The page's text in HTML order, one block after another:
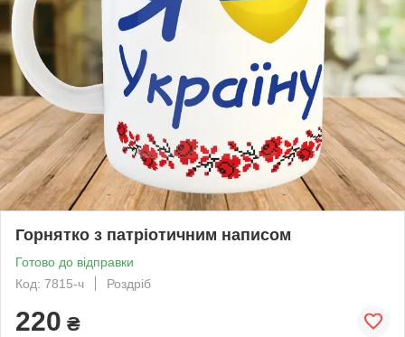
Горнятко з патріотичним написом
Готово до відправки
Код: 7815-ч
Роздріб
220 ₴